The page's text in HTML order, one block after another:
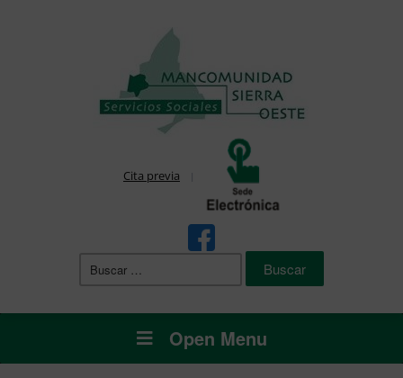
Cita previa
Open Menu